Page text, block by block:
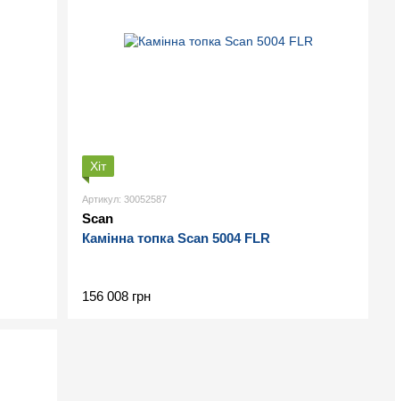
Хіт
Артикул: 30052587
Scan
Камінна топка Scan 5004 FLR
156 008 грн